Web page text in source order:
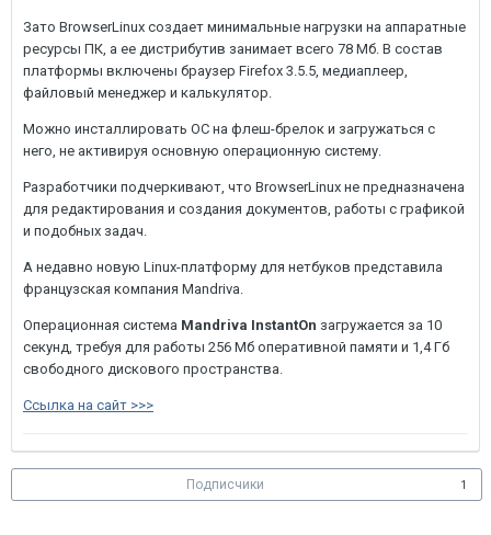
Зато BrowserLinux создает минимальные нагрузки на аппаратные
ресурсы ПК, а ее дистрибутив занимает всего 78 Мб. В состав
платформы включены браузер Firefox 3.5.5, медиаплеер,
файловый менеджер и калькулятор.
Можно инсталлировать ОС на флеш-брелок и загружаться с
него, не активируя основную операционную систему.
Разработчики подчеркивают, что BrowserLinux не предназначена
для редактирования и создания документов, работы с графикой
и подобных задач.
А недавно новую Linux-платформу для нетбуков представила
французская компания Mandriva.
Операционная система Mandriva InstantOn загружается за 10
секунд, требуя для работы 256 Мб оперативной памяти и 1,4 Гб
свободного дискового пространства.
Ссылка на сайт >>>
Подписчики 1